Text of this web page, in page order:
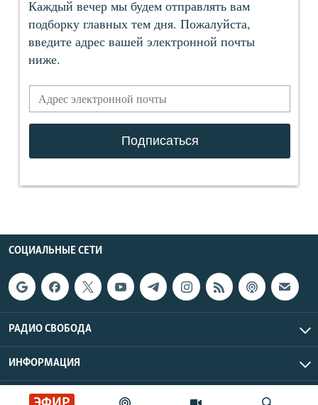
СОЦИАЛЬНЫЕ СЕТИ
РАДИО СВОБОДА
ИНФОРМАЦИЯ
Радио Свобода © 2026 RFE/RL, Inc. | Все права защищены.